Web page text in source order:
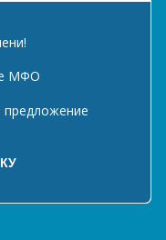
МФО
предложение